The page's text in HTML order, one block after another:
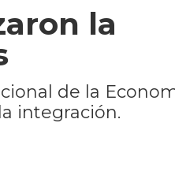
la
de la
integración.